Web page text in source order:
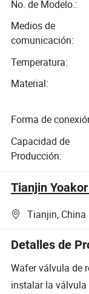
No. de Modelo.:
Medios de
comunicación:
Temperatura:
Material:
Forma de
Capacidad de
Producción:
Tianjin
Tianjin, China
Detalles de
Wafer válvula de
instalar la válvula